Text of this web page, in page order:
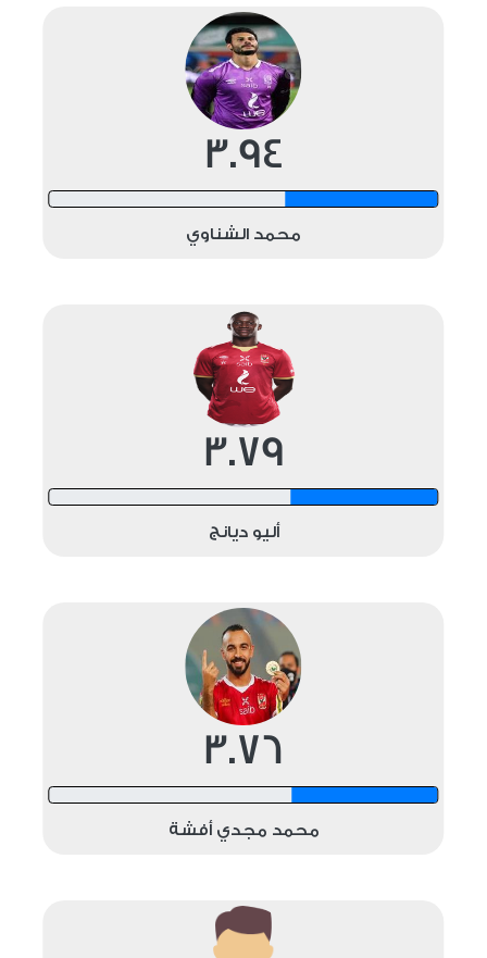
3.94
12 shots
محمد الشناوي
3.79
12 shots
أليو ديانج
3.76
12 shots
محمد مجدي أفشة